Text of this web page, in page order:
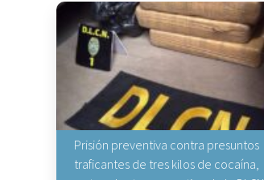
Prisión preventiva contra presuntos
traficantes de tres kilos de cocaína,